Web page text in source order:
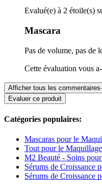
Evalué(e) à 2 étoile(s)
Mascara
Pas de volume, pas de
Cette évaluation vous
Afficher tous les
Evaluer ce produit
Catégories populaires:
Mascaras pour le
Tout pour le
M2 Beauté - Soins
Sérums de Croissance
Sérums de Croissance